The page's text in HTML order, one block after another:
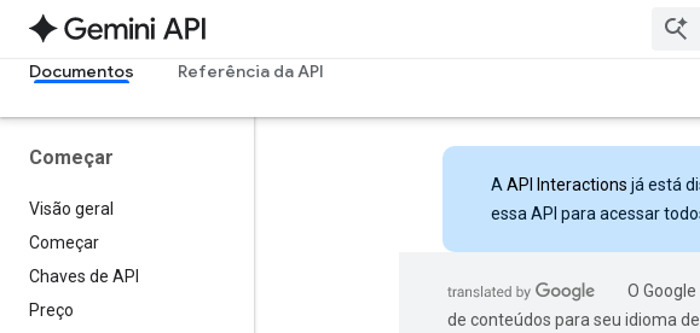
Documentos Referência da API
Começar
Visão geral
Começar
Chaves de API
Preço
A API Interactions já está
essa API para acessar
O
de conteúdos para seu idioma